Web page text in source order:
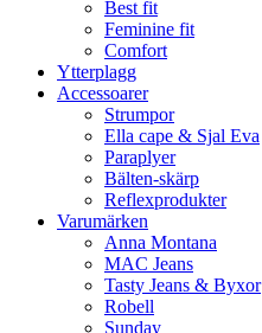
Best fit
Feminine fit
Comfort
Ytterplagg
Accessoarer
Strumpor
Ella cape & Sjal Eva
Paraplyer
Bälten-skärp
Reflexprodukter
Varumärken
Anna Montana
MAC Jeans
Tasty Jeans & Byxor
Robell
Sunday